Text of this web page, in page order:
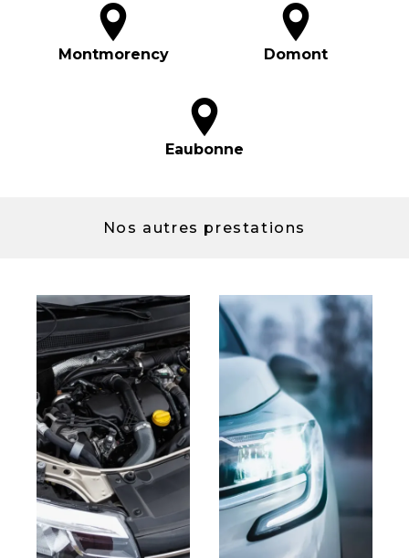
Montmorency Domont
Eaubonne
Nos autres prestations